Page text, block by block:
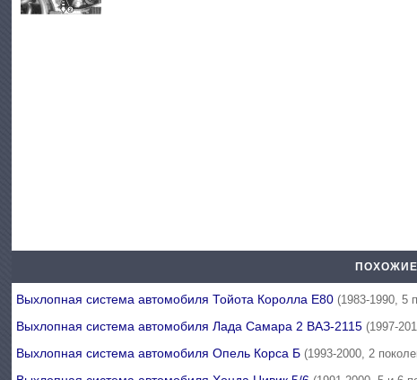
Выхлопная система автомобиля Тойота Королла Е80(1983-1990, 5
Выхлопная система автомобиля Лада Самара 2 ВАЗ-2115(1997-
Выхлопная система автомобиля Опель Корса Б(1993-2000, 2